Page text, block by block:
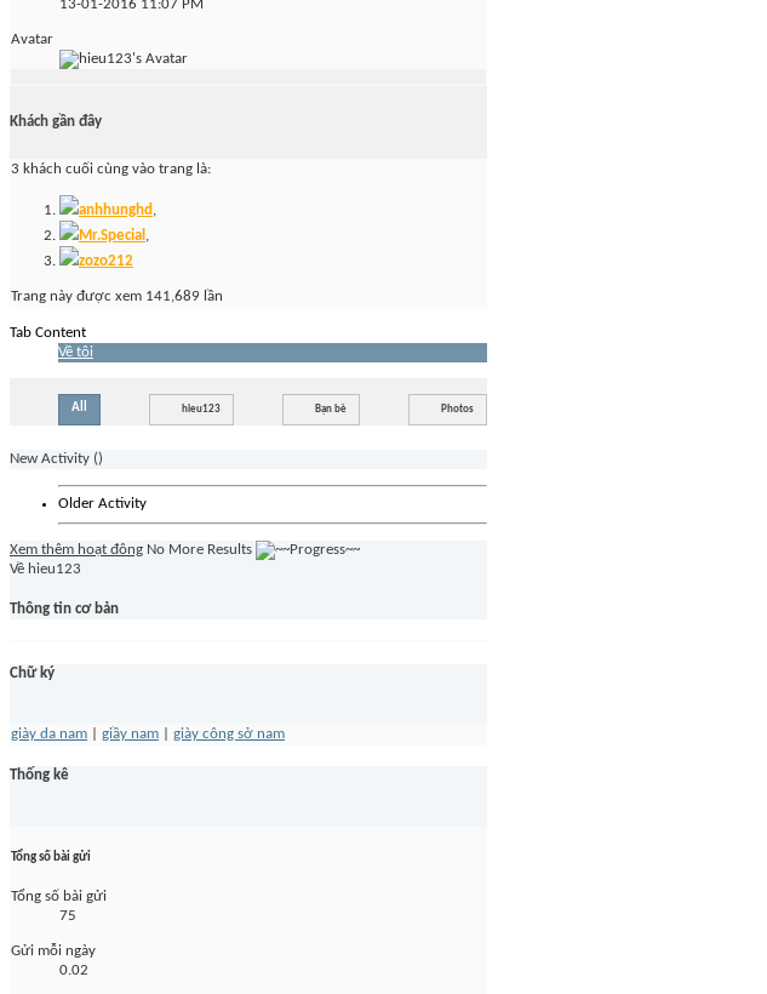
13-01-2016 11:07 PM
Avatar
Khách gần đây
3 khách cuối cùng vào trang là:
anhhunghd ,
Mr.Special ,
zozo212
Trang này được xem 141,689 lần
Tab Content
Về tôi
All hieu123 Bạn bè Photos
New Activity ()
Older Activity
Xem thêm hoạt đông No More Results
Về hieu123
Thông tin cơ bản
Chữ ký
giày da nam giầy nam giày công sở nam
Thống kê
Tổng số bài gửi
Tổng số bài gửi
75
Gửi mỗi ngày
0.02